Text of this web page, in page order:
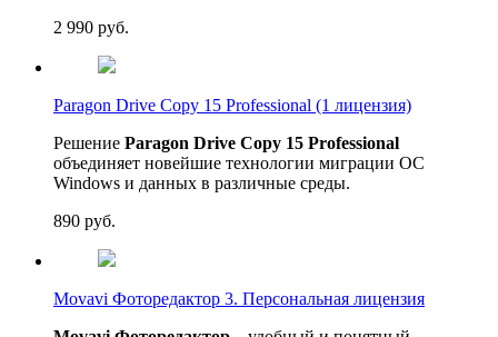
2 990 руб.
Paragon Drive Copy 15 Professional (1 лицензия)
Решение Paragon Drive Copy 15 Professional
объединяет новейшие технологии миграции ОС
Windows и данных в различные среды.
890 руб.
Movavi Фоторедактор 3. Персональная лицензия